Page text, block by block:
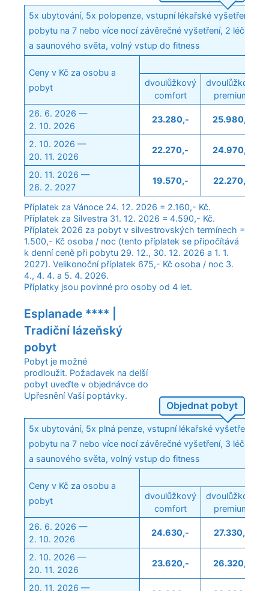
5x ubytování, 5x polopenze, vstupní lékařské vyšetření s
pobytu na 7 nebo více nocí závěrečné vyšetření, 2
a saunového světa, volný vstup do fitness
Ceny v Kč za osobu a
pobyt
dvoulůžkový
comfort
dvoulůžkový
premium
26. 6. 2026 —
2. 10. 2026
23.280,- 25.980,-
2. 10. 2026 —
20. 11. 2026
22.270,- 24.970,-
20. 11. 2026 —
26. 2. 2027
19.570,- 22.270,-
Příplatek za Vánoce 24. 12. 2026 = 2.160,- Kč.
Příplatek za Silvestra 31. 12. 2026 = 4.590,- Kč.
Příplatek 2026 za pobyt v silvestrovských termínech =
1.500,- Kč osoba / noc (tento příplatek se připočítává
k denní ceně při pobytu 29. 12., 30. 12. 2026 a 1. 1.
2027). Velikonoční příplatek 675,- Kč osoba / noc 3.
4., 4. 4. a 5. 4. 2026.
Příplatky jsou povinné pro osoby od 4 let.
Esplanade **** |
Tradiční lázeňský
pobyt
Pobyt je možné
prodloužit. Požadavek na delší
pobyt uveďte v objednávce do
Upřesnění Vaší poptávky.
Objednat pobyt
5x ubytování, 5x plná penze, vstupní lékařské vyšetření s
pobytu na 7 nebo více nocí závěrečné vyšetření, 3
a saunového světa, volný vstup do fitness
Ceny v Kč za osobu a
pobyt
dvoulůžkový
comfort
dvoulůžkový
premium
26. 6. 2026 —
2. 10. 2026
24.630,- 27.330,-
2. 10. 2026 —
20. 11. 2026
23.620,- 26.320,-
20. 11. 2026 —